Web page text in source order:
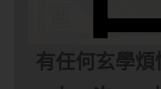
有任何玄學